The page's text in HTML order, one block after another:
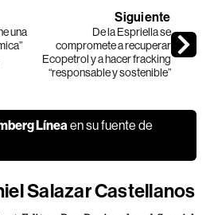
una
Siguiente
De la Espriella se
compromete a recuperar
Ecopetrol y a hacer fracking
“responsable y sostenible”
Líneaen su fuente de
Salazar Castellanos